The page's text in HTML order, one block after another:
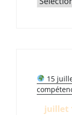
15
juillet